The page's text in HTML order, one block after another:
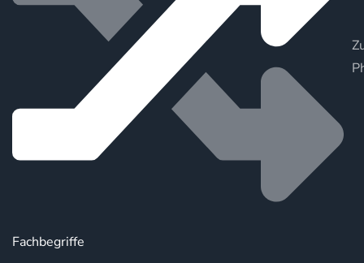
Fachbegriffe